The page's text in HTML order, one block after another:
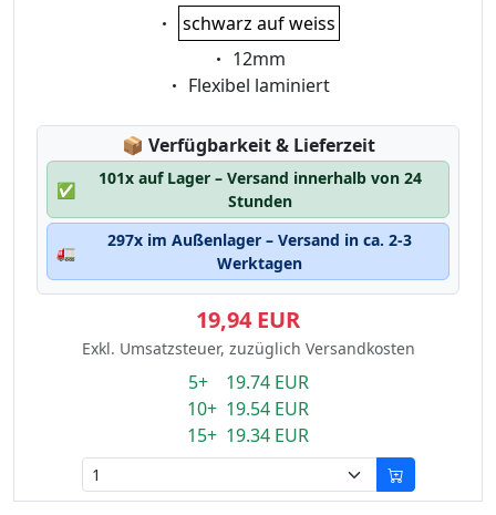
Eigenschaft:
schwarz auf weiss
Eigenschaft:
12mm
Eigenschaft:
Flexibel laminiert
📦 Lagerstatus:
Verfügbarkeit & Lieferzeit
✅
101x auf Lager – Versand innerhalb von 24
Stunden
🚛
297x im Außenlager – Versand in ca. 2-3
Werktagen
19,94 EUR
Exkl. Umsatzsteuer, zuzüglich Versandkosten
5+ 19.74 EUR
10+ 19.54 EUR
15+ 19.34 EUR